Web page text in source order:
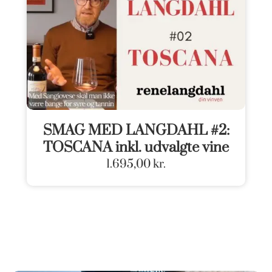
SMAG MED LANGDAHL #2:
TOSCANA inkl. udvalgte vine
1.695,00kr.